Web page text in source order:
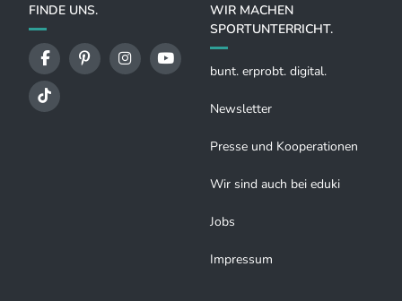
FINDE UNS.
WIR MACHEN
SPORTUNTERRICHT.
bunt. erprobt. digital.
Newsletter
Presse und Kooperationen
Wir sind auch bei eduki
Jobs
Impressum